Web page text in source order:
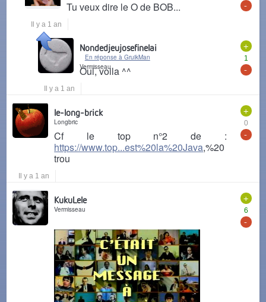
-
Tu veux dire le O de BOB...
Il y a 1 an
+
1
-
Nondedjeujosefinelai
En réponse à GruikMan
Vermisseau
Oui, voila ^^
Il y a 1 an
+
0
-
le-long-brick
Longbric
Cf le top n°2 de :
https://www.top...est%20la%20Java,%20
trou
Il y a 1 an
+
6
-
KukuLele
Vermisseau